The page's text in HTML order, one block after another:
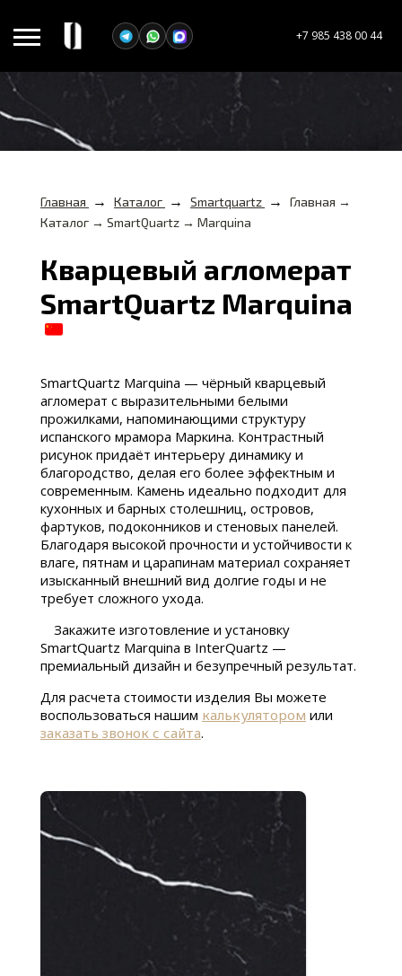
+7 985 438 00 44
Главная → Каталог → Smartquartz →
Главная →
Каталог → SmartQuartz → Marquina
Кварцевый агломерат
SmartQuartz Marquina
SmartQuartz Marquina — чёрный кварцевый
агломерат с выразительными белыми
прожилками, напоминающими структуру
испанского мрамора Маркина. Контрастный
рисунок придаёт интерьеру динамику и
благородство, делая его более эффектным и
современным. Камень идеально подходит для
кухонных и барных столешниц, островов,
фартуков, подоконников и стеновых панелей.
Благодаря высокой прочности и устойчивости к
влаге, пятнам и царапинам материал сохраняет
изысканный внешний вид долгие годы и не
требует сложного ухода.
Закажите изготовление и установку
SmartQuartz Marquina в InterQuartz —
премиальный дизайн и безупречный результат.
Для расчета стоимости изделия Вы можете
воспользоваться нашим калькулятором или
заказать звонок с сайта.